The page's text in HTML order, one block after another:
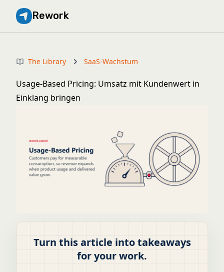
Rework
The Library SaaS-Wachstum
Usage-Based Pricing: Umsatz mit Kundenwert in
Einklang bringen
Turn this article into takeaways
for your work.